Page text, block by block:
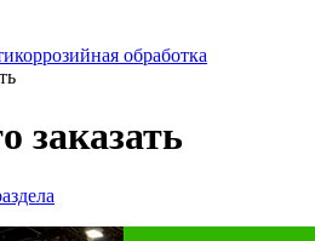
обработка
заказать